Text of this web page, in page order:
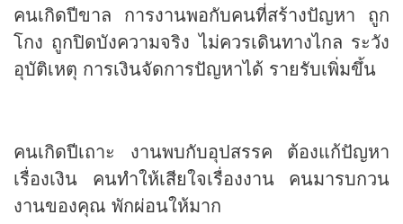
คนเกิดปีขาล การงานพอกับคนที่สร้างปัญหา ถูก
โกง ถูกปิดบังความจริง ไม่ควรเดินทางไกล ระวัง
อุบัติเหตุ การเงินจัดการปัญหาได้ รายรับเพิ่มขึ้น
คนเกิดปีเถาะ งานพบกับอุปสรรค ต้องแก้ปัญหา
เรื่องเงิน คนทำให้เสียใจเรื่องงาน คนมารบกวน
งานของคุณ พักผ่อนให้มาก